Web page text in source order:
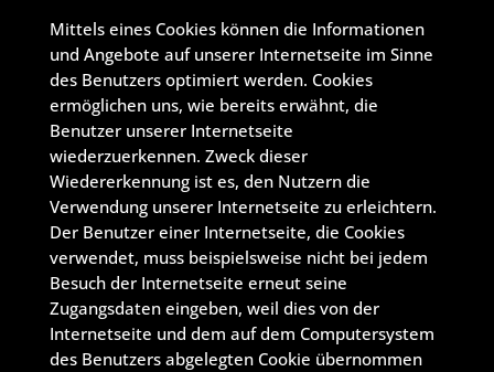
Mittels eines Cookies können die Informationen
und Angebote auf unserer Internetseite im Sinne
des Benutzers optimiert werden. Cookies
ermöglichen uns, wie bereits erwähnt, die
Benutzer unserer Internetseite
wiederzuerkennen. Zweck dieser
Wiedererkennung ist es, den Nutzern die
Verwendung unserer Internetseite zu erleichtern.
Der Benutzer einer Internetseite, die Cookies
verwendet, muss beispielsweise nicht bei jedem
Besuch der Internetseite erneut seine
Zugangsdaten eingeben, weil dies von der
Internetseite und dem auf dem Computersystem
des Benutzers abgelegten Cookie übernommen